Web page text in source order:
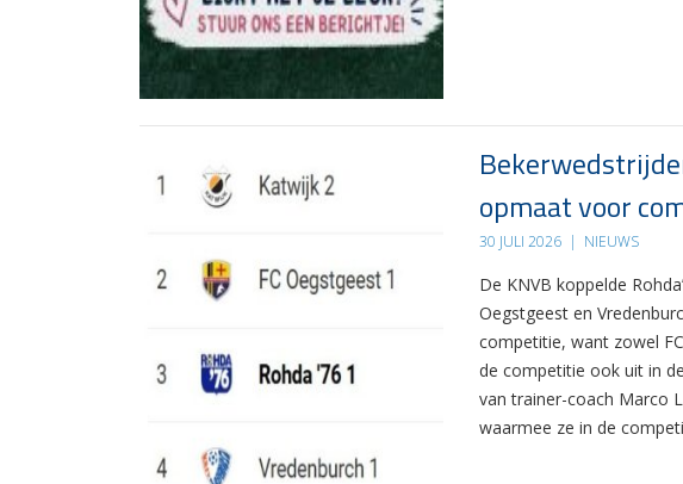
opmaat voor
30 JULI 2026 | NIEUWS
De KNVB koppelde
Oegstgeest en
competitie, want zowel
de competitie ook uit in
van trainer-coach Marco
waarmee ze in de